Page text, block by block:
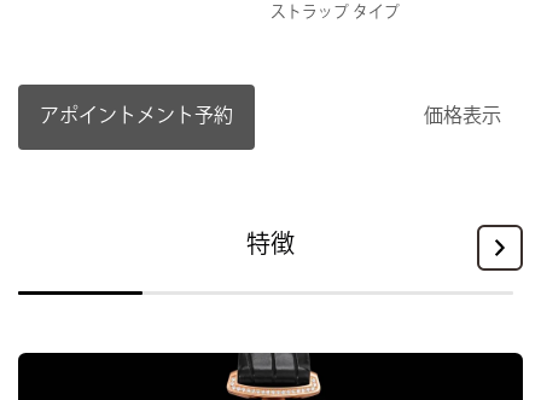
ストラップ タイプ
アポイントメント予約 価格表示
特徴